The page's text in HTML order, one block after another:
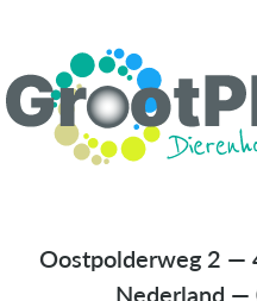
Oostpolderweg 2 —
Nederland —